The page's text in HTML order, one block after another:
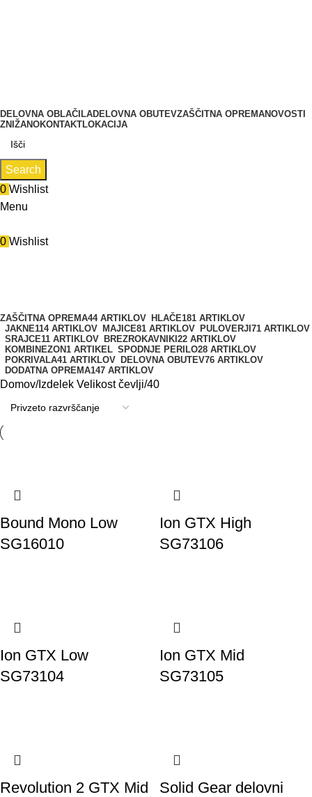
DELOVNA OBLAČILADELOVNA OBUTEVZAŠČITNA OPREMANOVOSTI
ZNIŽANOKONTAKTLOKACIJA
Search
0 Wishlist
Menu
0 Wishlist
ZAŠČITNA OPREMA44 ARTIKLOV HLAČE181 ARTIKLOV
JAKNE114 ARTIKLOV MAJICE81 ARTIKLOV PULOVERJI 71 ARTIKLOV
SRAJCE11 ARTIKLOV BREZROKAVNIKI 22 ARTIKLOV
KOMBINEZON1 ARTIKEL SPODNJE PERILO28 ARTIKLOV
POKRIVALA41 ARTIKLOV DELOVNA OBUTEV76 ARTIKLOV
DODATNA OPREMA147 ARTIKLOV
Domov Izdelek Velikost čevlji 40
Bound Mono Low
SG16010
Ion GTX High
SG73106
Ion GTX Low
SG73104
Ion GTX Mid
SG73105
Revolution 2 GTX Mid
Solid Gear delovni